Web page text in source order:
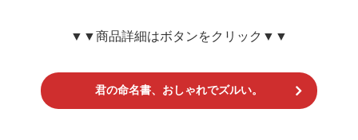
▼▼商品詳細はボタンをクリック▼▼
君の命名書、おしゃれでズルい。